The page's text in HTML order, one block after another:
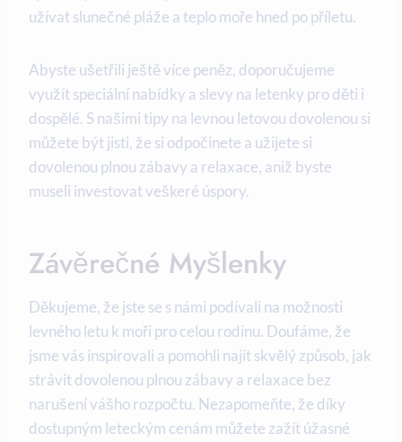
užívat slunečné ‌pláže a teplo moře hned po příletu.
Abyste ⁢ušetřili ještě více peněz, doporučujeme
využít speciální​ nabídky a⁤ slevy na letenky ⁤pro děti i
dospělé. S našimi tipy na⁤ levnou letovou dovolenou si
můžete ‍být jisti,⁤ že⁤ si odpočinete a užijete si
dovolenou plnou zábavy a relaxace, aniž byste
museli investovat veškeré úspory.
Závěrečné⁣ Myšlenky
Děkujeme, že jste se s námi podívali na možnosti⁣
levného letu k moři pro ‍celou rodinu. Doufáme, že
jsme vás​ inspirovali a⁣ pomohli najít skvělý způsob, jak
strávit dovolenou plnou zábavy​ a relaxace ⁢bez
narušení vášho rozpočtu. Nezapomeňte, že díky
dostupným leteckým cenám​ můžete zažít úžasné